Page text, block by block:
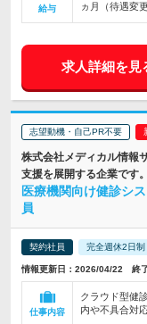
給与
ヵ月（待遇変
求人詳細を見
志望動機・自己PR不要
株式会社メディカル情報
支援を展開する企業です。
医療機関向け健診シ
員
契約社員 完全週休2日制
情報更新日：2026/04/22 終
仕事内容
クラウド型健
内や不具合対